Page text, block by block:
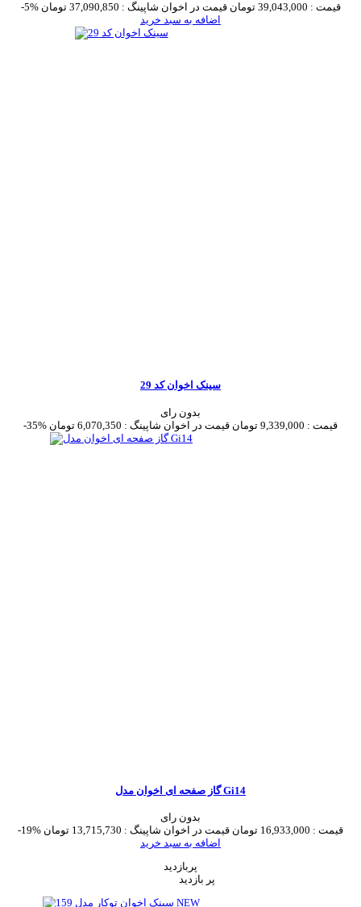
-5% قیمت : 39,043,000 تومان قیمت در اخوان شاپینگ : 37,090,850 تومان
اضافه به سبد خرید
سینک اخوان کد 29
بدون رای
-35%
قیمت : 9,339,000 تومان قیمت در اخوان شاپینگ : 6,070,350 تومان
گاز صفحه ای اخوان مدل Gi14
بدون رای
-19%
قیمت : 16,933,000 تومان قیمت در اخوان شاپینگ : 13,715,730 تومان
اضافه به سبد خرید
پربازدید
پر بازدید